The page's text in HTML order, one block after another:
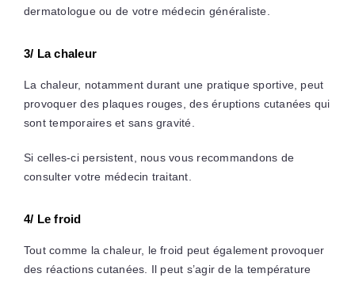
dermatologue ou de votre médecin généraliste.
3/ La chaleur
La chaleur, notamment durant une pratique sportive, peut
provoquer des plaques rouges, des éruptions cutanées qui
sont temporaires et sans gravité.
Si celles-ci persistent, nous vous recommandons de
consulter votre médecin traitant.
4/ Le froid
Tout comme la chaleur, le froid peut également provoquer
des réactions cutanées. Il peut s’agir de la température